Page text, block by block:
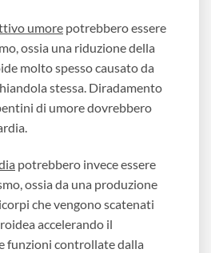
umore potrebbero essere
ossia una riduzione della
molto spesso causato da
stessa. Diradamento
di umore dovrebbero
potrebbero invece essere
ossia da una produzione
che vengono scatenati
accelerando il
funzioni controllate dalla